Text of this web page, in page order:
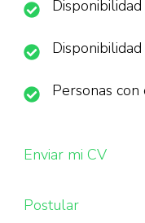
Personas con
Enviar mi CV
Postular